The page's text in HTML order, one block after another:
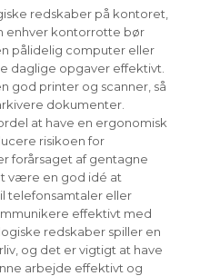
redskaber på kontoret,
enhver kontorrotte bør
pålidelig computer eller
daglige opgaver effektivt.
god printer og scanner, så
dokumenter.
at have en ergonomisk
risikoen for
forårsaget af gentagne
være en god idé at
telefonsamtaler eller
effektivt med
redskaber spiller en
og det er vigtigt at have
arbejde effektivt og